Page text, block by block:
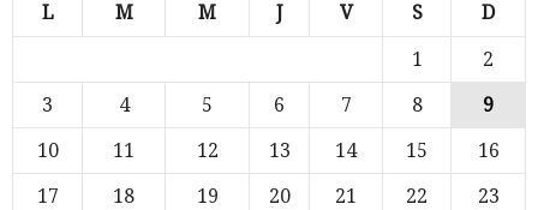
L M M J V S D
1
2
3
4 5 6 7 8
9
10
11 12 13 14 15
16
17
18 19 20 21 22
23